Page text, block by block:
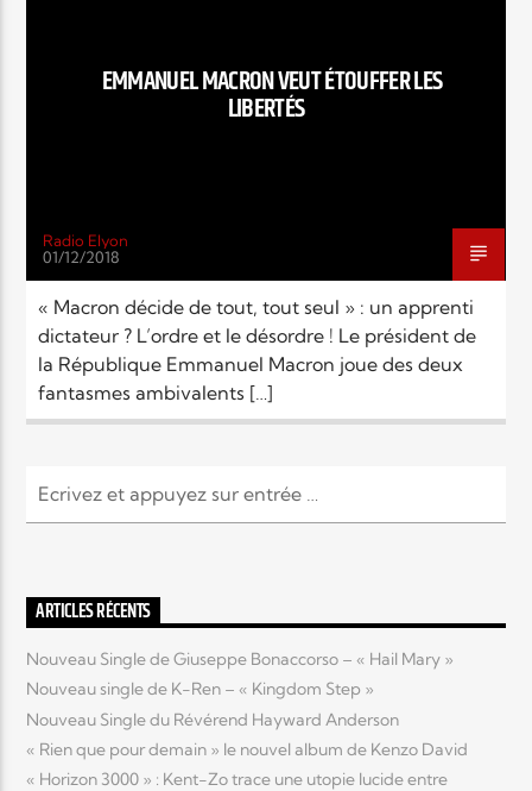
Radio Elyon
Elyon Rhema
Elyon Hits
Elyon Live
Elyon Kids
EMMANUEL MACRON VEUT ÉTOUFFER LES
LIBERTÉS
Radio Elyon
01/12/2018
« Macron décide de tout, tout seul » : un apprenti
dictateur ? L’ordre et le désordre ! Le président de
la République Emmanuel Macron joue des deux
fantasmes ambivalents […]
ARTICLES RÉCENTS
Nouveau Single de Giuseppe Bonaccorso – « Hail Mary »
Nouveau single de K-Ren – « Kingdom Step »
Nouveau Single du Révérend Hayward Anderson
« Rien que pour demain » le nouvel album de Kenzo David
« Horizon 3000 » : Kent-Zo trace une utopie lucide entre